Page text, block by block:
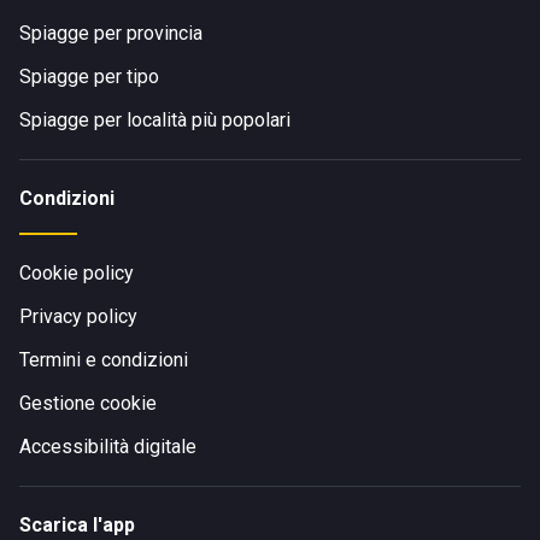
Spiagge per provincia
Spiagge per tipo
Spiagge per località più popolari
Condizioni
Cookie policy
Privacy policy
Termini e condizioni
Gestione cookie
Accessibilità digitale
Scarica l'app